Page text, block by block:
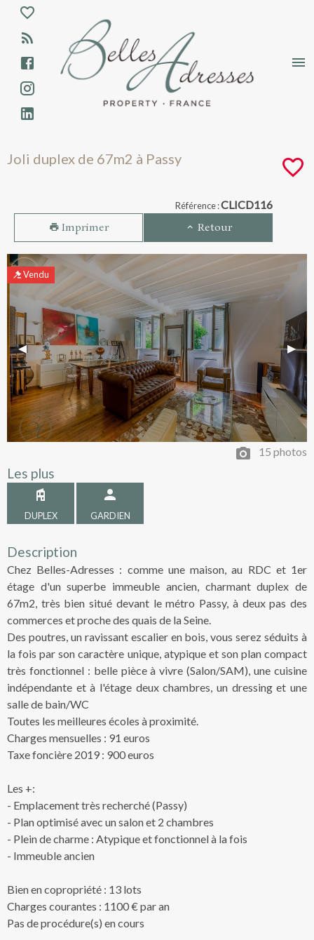
Joli duplex de 67m2 à Passy - Vente -
Aparté haute
En-tête
Liens
Joli duplex de 67m2 à Passy
Référence :CLICD116
Imprimer Retour
Vendu
Previous Slide
◀︎ Next
▶︎
15 photos
Les plus
DUPLEX GARDIEN
Description
Chez Belles-Adresses : comme une maison, au RDC et 1er
étage d'un superbe immeuble ancien, charmant duplex de
67m2, très bien situé devant le métro Passy, à deux pas des
commerces et proche des quais de la Seine.
Des poutres, un ravissant escalier en bois, vous serez séduits à
la fois par son caractère unique, atypique et son plan compact
très fonctionnel : belle pièce à vivre (Salon/SAM), une cuisine
indépendante et à l'étage deux chambres, un dressing et une
salle de bain/WC
Toutes les meilleures écoles à proximité.
Charges mensuelles : 91 euros
Taxe foncière 2019 : 900 euros
Les +:
- Emplacement très recherché (Passy)
- Plan optimisé avec un salon et 2 chambres
- Plein de charme : Atypique et fonctionnel à la fois
- Immeuble ancien
Bien en copropriété : 13 lots
Charges courantes : 1100 € par an
Pas de procédure(s) en cours